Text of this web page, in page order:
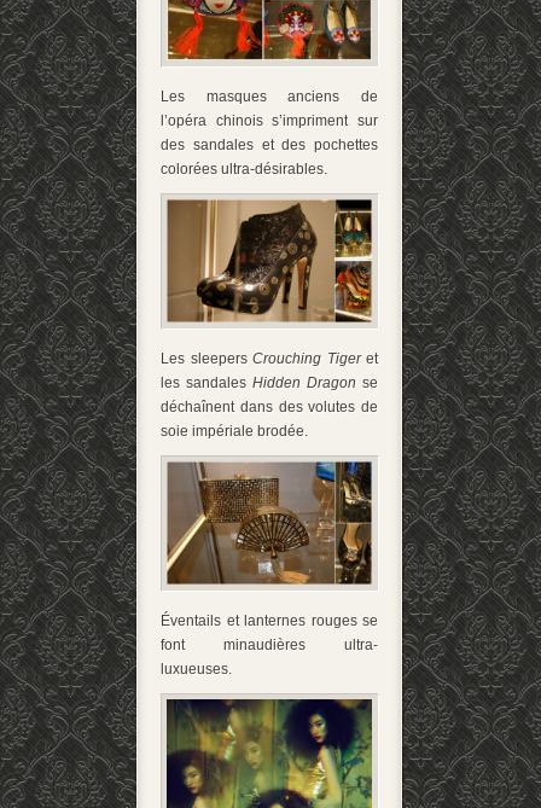
Les masques anciens de
l’opéra chinois s’impriment sur
des sandales et des pochettes
colorées ultra-désirables.
Les sleepers Crouching Tigeret
les sandales Hidden Dragon se
déchaînent dans des volutes de
soie impériale brodée.
Éventails et lanternes rouges se
font minaudières ultra-
luxueuses.